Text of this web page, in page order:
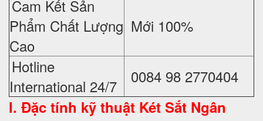
Cam Kết Sản
Phẩm Chất Lượng
Cao
Mới 100%
Hotline
International 24/7
0084 98 2770404
I. Đặc tính kỹ thuật Két Sắt Ngân